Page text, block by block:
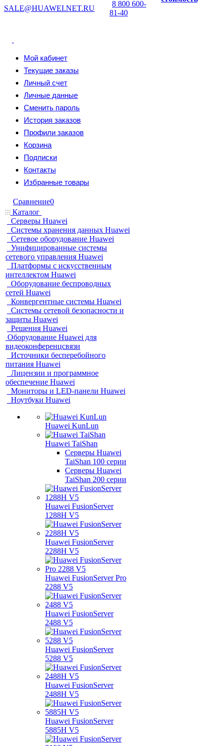
SALE@HUAWEI.NET.RU
8 800 600-
81-40
Мой кабинет
Текущие заказы
Личный счет
Личные данные
Сменить пароль
История заказов
Профили заказов
Корзина
Подписки
Контакты
Избранные товары
Сравнение0
Каталог
Серверы Huawei
Системы хранения данных Huawei
Сетевое оборудование Huawei
Унифицированные системы
сетевого управления Huawei
Платформы с искусственным
интеллектом Huawei
Оборудование беспроводных
сетей Huawei
Конвергентные системы Huawei
Системы сетевой безопасности и
защиты Huawei
Решения Huawei
Оборудование Huawei для
видеоконференцсвязи
Источники бесперебойного
питания Huawei
Лицензии и программное
обеспечение Huawei
Мониторы и LED-панели Huawei
Ноутбуки Huawei
Huawei KunLun
Huawei TaiShan
Серверы Huawei
TaiShan 100 серии
Серверы Huawei
TaiShan 200 серии
Huawei FusionServer
1288H V5
Huawei FusionServer
2288H V5
Huawei FusionServer Pro
2288 V5
Huawei FusionServer
2488 V5
Huawei FusionServer
5288 V5
Huawei FusionServer
2488H V5
Huawei FusionServer
5885H V5